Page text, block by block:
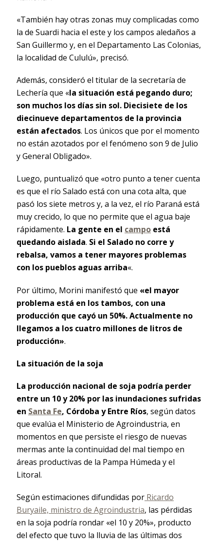
«También hay otras zonas muy complicadas como
la de Suardi hacia el este y los campos aledaños a
San Guillermo y, en el Departamento Las Colonias,
la localidad de Cululú», precisó.
Además, consideró el titular de la secretaría de
Lechería que «la situación está pegando duro;
son muchos los días sin sol. Diecisiete de los
diecinueve departamentos de la provincia
están afectados. Los únicos que por el momento
no están azotados por el fenómeno son 9 de Julio
y General Obligado».
Luego, puntualizó que «otro punto a tener cuenta
es que el río Salado está con una cota alta, que
pasó los siete metros y, a la vez, el río Paraná está
muy crecido, lo que no permite que el agua baje
rápidamente. La gente en el campoestá
quedando aislada. Si el Salado no corre y
rebalsa, vamos a tener mayores problemas
con los pueblos aguas arriba«.
Por último, Morini manifestó que «el mayor
problema está en los tambos, con una
producción que cayó un 50%. Actualmente no
llegamos a los cuatro millones de litros de
producción».
La situación de la soja
La producción nacional de soja podría perder
entre un 10 y 20% por las inundaciones sufridas
en Santa Fe, Córdoba y Entre Ríos, según datos
que evalúa el Ministerio de Agroindustria, en
momentos en que persiste el riesgo de nuevas
mermas ante la continuidad del mal tiempo en
áreas productivas de la Pampa Húmeda y el
Litoral.
Según estimaciones difundidas porRicardo
Buryaile, ministro de Agroindustria, las pérdidas
en la soja podría rondar «el 10 y 20%», producto
del efecto que tuvo la lluvia de las últimas dos